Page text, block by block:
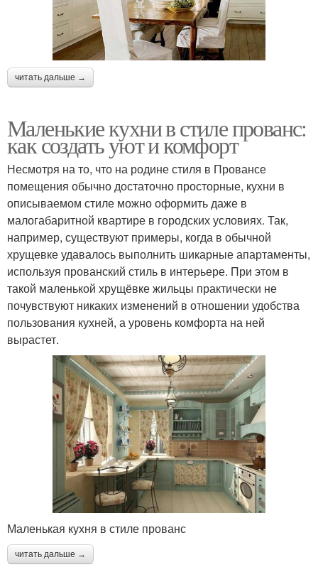
читать дальше →
Маленькие кухни в стиле прованс:
как создать уют и комфорт
Несмотря на то, что на родине стиля в Провансе
помещения обычно достаточно просторные, кухни в
описываемом стиле можно оформить даже в
малогабаритной квартире в городских условиях. Так,
например, существуют примеры, когда в обычной
хрущевке удавалось выполнить шикарные апартаменты,
используя прованский стиль в интерьере. При этом в
такой маленькой хрущёвке жильцы практически не
почувствуют никаких изменений в отношении удобства
пользования кухней, а уровень комфорта на ней
вырастет.
Маленькая кухня в стиле прованс
читать дальше →